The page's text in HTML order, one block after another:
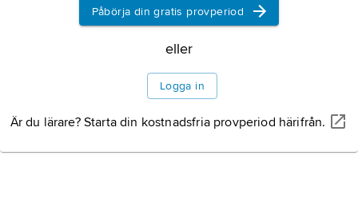
Påbörja din gratis provperiod
eller
Logga in
Är du lärare? Starta din kostnadsfria provperiod härifrån.